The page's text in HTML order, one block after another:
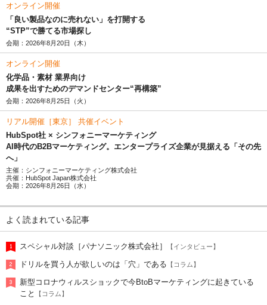
オンライン開催
「良い製品なのに売れない」を打開する
“STP”で勝てる市場探し
会期：2026年8月20日（木）
オンライン開催
化学品・素材 業界向け
成果を出すためのデマンドセンター“再構築”
会期：2026年8月25日（火）
リアル開催［東京］ 共催イベント
HubSpot社 × シンフォニーマーケティング
AI時代のB2Bマーケティング。エンタープライズ企業が見据える「その先
へ」
主催：シンフォニーマーケティング株式会社
共催：HubSpot Japan株式会社
会期：2026年8月26日（水）
よく読まれている記事
スペシャル対談［パナソニック株式会社］ 【インタビュー】
ドリルを買う人が欲しいのは「穴」である 【コラム】
新型コロナウィルスショックで今BtoBマーケティングに起きている
こと
【コラム】